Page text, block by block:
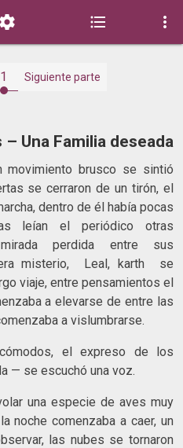
  
1 Siguiente parte
Una Familia deseada
movimiento brusco se sintió
se cerraron de un tirón, el
dentro de él había pocas
leían el periódico otras
perdida entre sus
misterio, Leal, karth se
viaje, entre pensamientos el
a elevarse de entre las
a vislumbrarse.
el expreso de los
— se escuchó una voz.
una especie de aves muy
noche comenzaba a caer, un
las nubes se tornaron